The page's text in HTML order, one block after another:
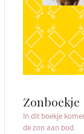
Zonboekje
In dit boekje
de zon aan bod.